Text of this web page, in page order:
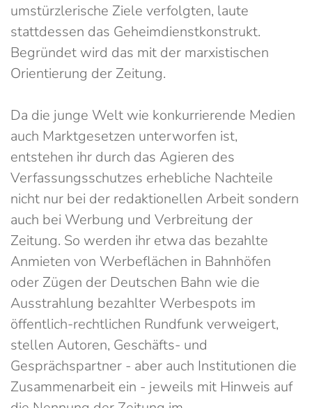
umstürzlerische Ziele verfolgten, laute
stattdessen das Geheimdienstkonstrukt.
Begründet wird das mit der marxistischen
Orientierung der Zeitung.
Da die junge Welt wie konkurrierende Medien
auch Marktgesetzen unterworfen ist,
entstehen ihr durch das Agieren des
Verfassungsschutzes erhebliche Nachteile
nicht nur bei der redaktionellen Arbeit sondern
auch bei Werbung und Verbreitung der
Zeitung. So werden ihr etwa das bezahlte
Anmieten von Werbeflächen in Bahnhöfen
oder Zügen der Deutschen Bahn wie die
Ausstrahlung bezahlter Werbespots im
öffentlich-rechtlichen Rundfunk verweigert,
stellen Autoren, Geschäfts- und
Gesprächspartner - aber auch Institutionen die
Zusammenarbeit ein - jeweils mit Hinweis auf